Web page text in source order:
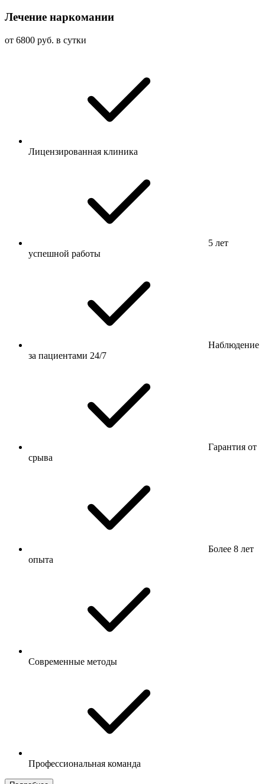
Лечение наркомании
от 6800 руб. в сутки
Лицензированная клиника
5 лет
успешной работы
Наблюдение
за пациентами 24/7
Гарантия от
срыва
Более 8 лет
опыта
Современные методы
Профессиональная команда